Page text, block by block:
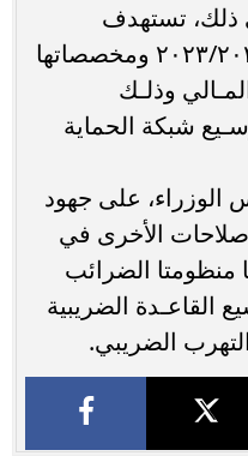
ذلك، تستهدف
موازنــة العــام المــالي ٢٠٢٣/٢٠٢٢ ومخصصاتها
وذلـك
شبكة الحماية
الوزراء، على جهود
الأخرى في
منظومتا الضرائب
القاعـدة الضريبية
الضريبي.